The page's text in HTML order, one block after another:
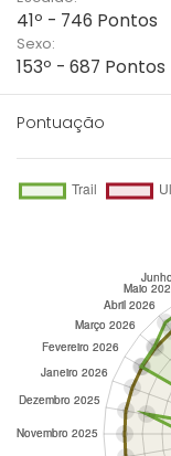
41º - 746 Pontos
Sexo:
153º - 687 Pontos
Pontuação